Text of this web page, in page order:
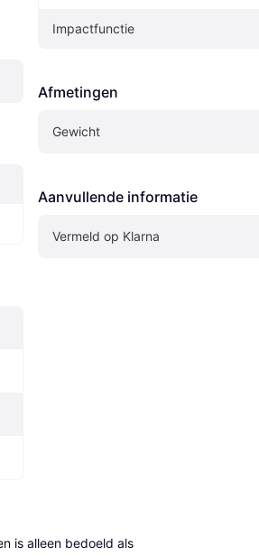
Impactfunctie
Afmetingen
Gewicht
Aanvullende informatie
Vermeld op Klarna
is alleen bedoeld als